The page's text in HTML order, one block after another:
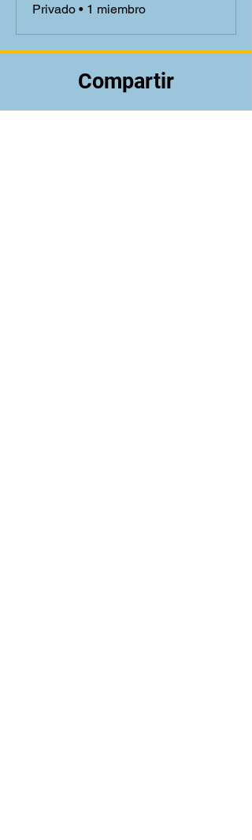
Privado • 1 miembro
Compartir